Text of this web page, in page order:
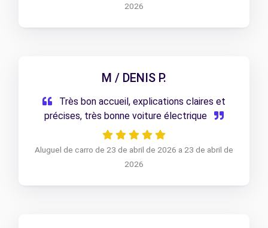
2026
M / DENIS P.
Très bon accueil, explications claires et
précises, très bonne voiture électrique
Aluguel de carro de 23 de abril de 2026 a 23 de abril de
2026